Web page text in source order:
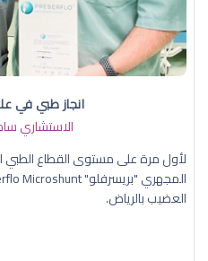
انجاز طبي في
الاستشاري
لأول مرة على مستوى القطاع الطبي
العضيب بالرياض.